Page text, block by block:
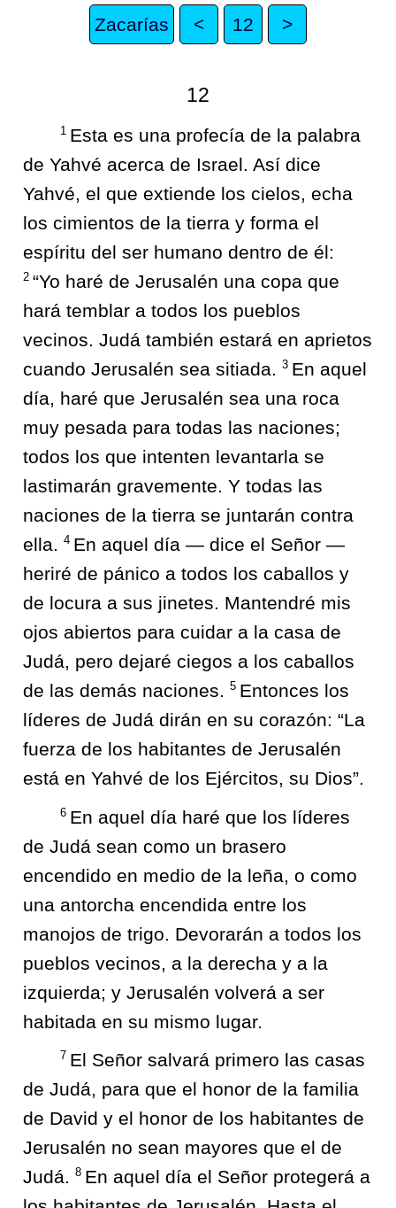
Zacarías < 12 >
12
1 Esta es una profecía de la palabra
de Yahvé acerca de Israel. Así dice
Yahvé, el que extiende los cielos, echa
los cimientos de la tierra y forma el
espíritu del ser humano dentro de él:
2 “Yo haré de Jerusalén una copa que
hará temblar a todos los pueblos
vecinos. Judá también estará en aprietos
cuando Jerusalén sea sitiada. 3 En aquel
día, haré que Jerusalén sea una roca
muy pesada para todas las naciones;
todos los que intenten levantarla se
lastimarán gravemente. Y todas las
naciones de la tierra se juntarán contra
ella. 4 En aquel día — dice el Señor —
heriré de pánico a todos los caballos y
de locura a sus jinetes. Mantendré mis
ojos abiertos para cuidar a la casa de
Judá, pero dejaré ciegos a los caballos
de las demás naciones. 5 Entonces los
líderes de Judá dirán en su corazón: “La
fuerza de los habitantes de Jerusalén
está en Yahvé de los Ejércitos, su Dios”.
6 En aquel día haré que los líderes
de Judá sean como un brasero
encendido en medio de la leña, o como
una antorcha encendida entre los
manojos de trigo. Devorarán a todos los
pueblos vecinos, a la derecha y a la
izquierda; y Jerusalén volverá a ser
habitada en su mismo lugar.
7 El Señor salvará primero las casas
de Judá, para que el honor de la familia
de David y el honor de los habitantes de
Jerusalén no sean mayores que el de
Judá. 8 En aquel día el Señor protegerá a